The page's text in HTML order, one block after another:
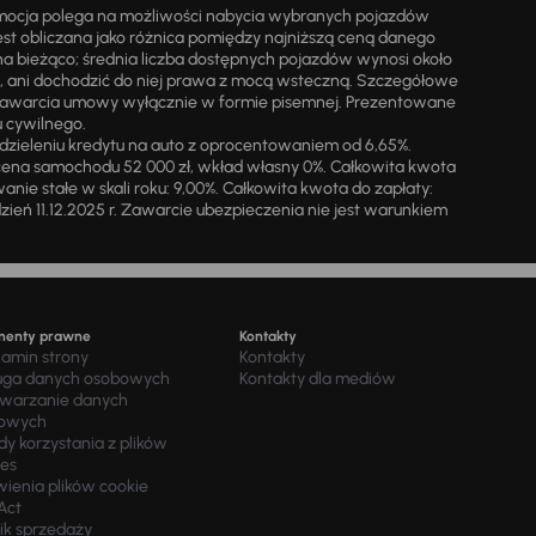
polega na możliwości nabycia wybranych pojazdów
obliczana jako różnica pomiędzy najniższą ceną danego
bieżąco; średnia liczba dostępnych pojazdów wynosi około
dochodzić do niej prawa z mocą wsteczną. Szczegółowe
umowy wyłącznie w formie pisemnej. Prezentowane
cywilnego.
kredytu na auto z oprocentowaniem od 6,65%.
samochodu 52 000 zł, wkład własny 0%. Całkowita kwota
stałe w skali roku: 9,00%. Całkowita kwota do zapłaty:
11.12.2025 r. Zawarcie ubezpieczenia nie jest warunkiem
prawne
strony
danych osobowych
danych
korzystania z plików
plików cookie
sprzedaży
Kontakty
Kontakty
Kontakty dla mediów